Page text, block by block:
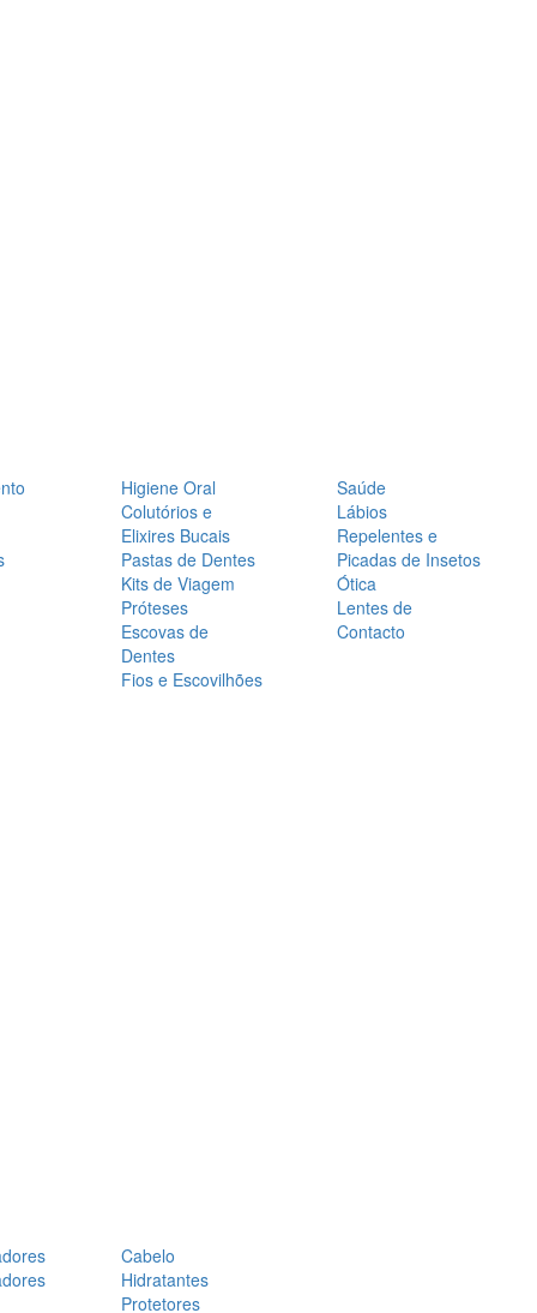
Higiene Oral
Colutórios e
Elixires Bucais
Pastas de Dentes
Kits de Viagem
Próteses
Escovas de
Dentes
Fios e Escovilhões
Saúde
Lábios
Repelentes e
Picadas de Insetos
Ótica
Lentes de
Contacto
Cabelo
Hidratantes
Protetores